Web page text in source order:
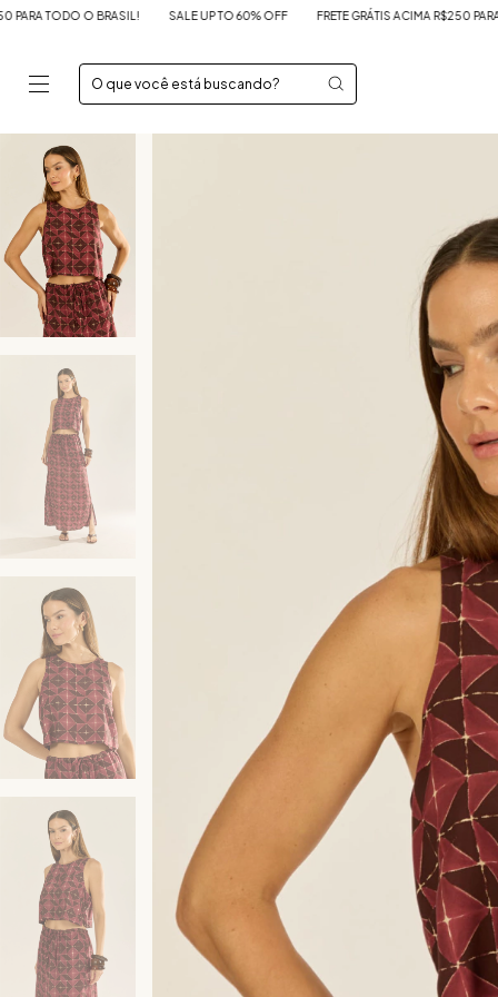
SALE UP TO 60% OFF FRETE GRÁTIS ACIMA R$250 PARA TODO O BRASIL! SALE